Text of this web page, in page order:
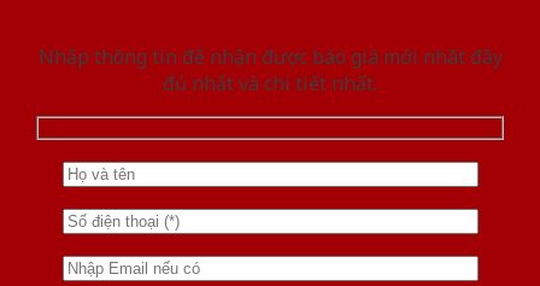
Nhập thông tin để nhận được báo giá mới nhât đầy
đủ nhất và chi tiết nhất.